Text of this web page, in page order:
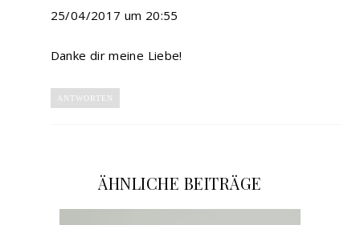
25/04/2017 um 20:55
Danke dir meine Liebe!
ANTWORTEN
ÄHNLICHE BEITRÄGE